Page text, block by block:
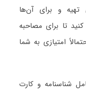
تهیه و برای آن‌ها
تا برای مصاحبه
امتیازی به شما
شناسنامه و کارت